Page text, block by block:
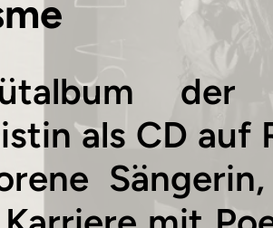
der
als CD auf